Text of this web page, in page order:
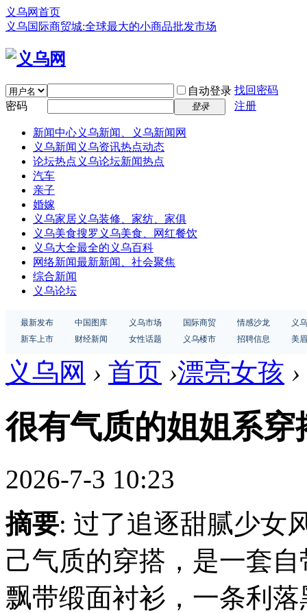
义乌网首页
义乌国际商贸城:全球最大的小商品批发市场
自动登录 找回密码
密码
登录 注册
新闻中心义乌新闻、义乌新闻网
义乌新闻 义乌资讯热点动态
论坛热点 义乌论坛新闻热点
汽车
亲子
婚嫁
义乌家居义乌装修、家纺、家俱
义乌美食搜罗义乌美食、网红餐饮
义乌大全最全的义乌百科
网络新闻最新新闻、社会聚焦
综合新闻
义乌论坛
最新发布 中国图库 义乌市场 国际商贸 情感沙龙
义
新车上市
财经新闻 女性话题 义乌楼市 招聘信息 美
义乌网 › 首页 ›漂亮女孩 ›
很有气质的姐姐系穿
2026-7-3 10:23
摘要: 过了追逐甜腻少女
己气质的穿搭，是一套
飘带缎面衬衫，一条利